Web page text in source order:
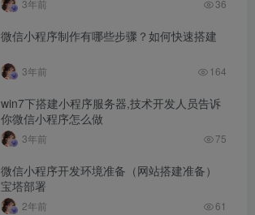
3年前 36
微信小程序制作有哪些步骤？如何快速搭建
3年前 164
win7下搭建小程序服务器,技术开发人员告诉
你微信小程序怎么做
3年前 75
微信小程序开发环境准备（网站搭建准备）
宝塔部署
2年前 61